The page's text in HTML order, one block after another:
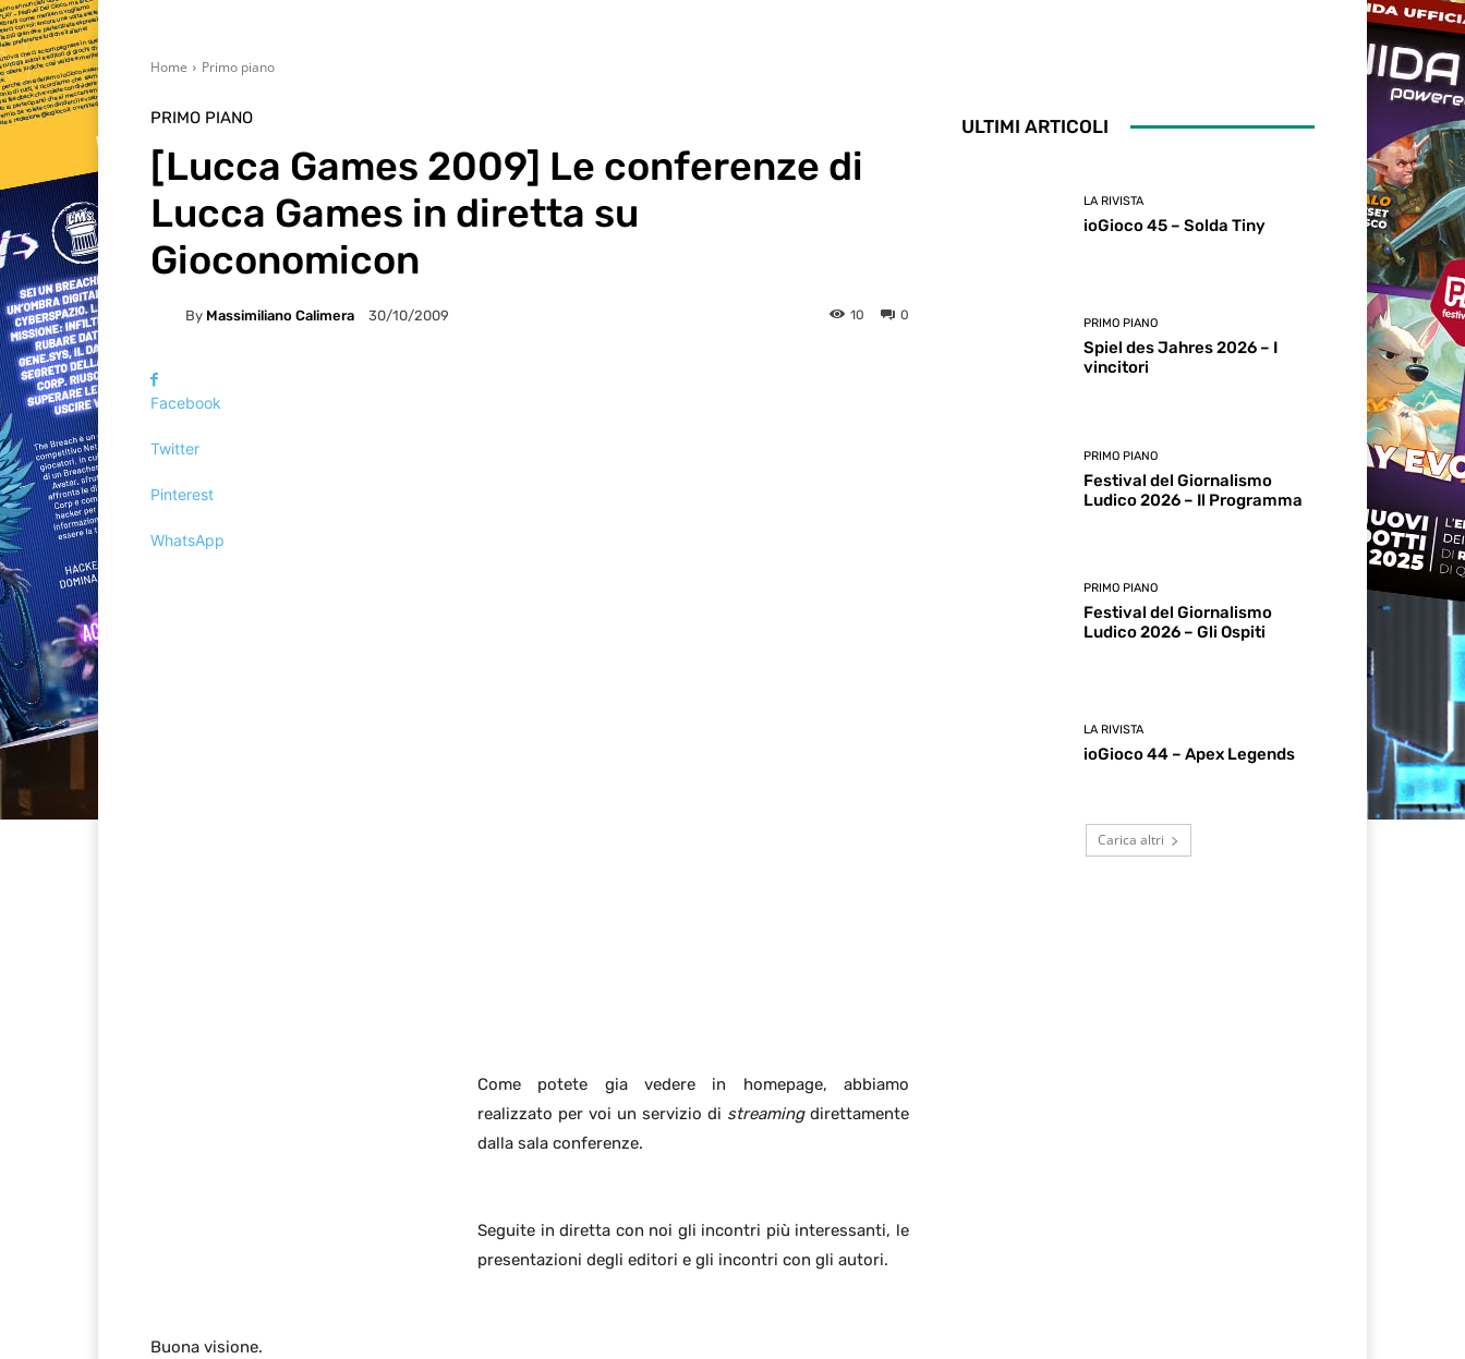
Home Primo piano
PRIMO PIANO
[Lucca Games 2009] Le conferenze di
Lucca Games in diretta su
Gioconomicon
By Massimiliano Calimera 30/10/2009 0
10
Facebook
Twitter
Pinterest
WhatsApp
Come potete gia vedere in homepage, abbiamo
realizzato per voi un servizio di streaming direttamente
dalla sala conferenze.
Seguite in diretta con noi gli incontri più interessanti, le
presentazioni degli editori e gli incontri con gli autori.
Buona visione.
ULTIMI ARTICOLI
LA RIVISTA
ioGioco 45 – Solda Tiny
PRIMO PIANO
Spiel des Jahres 2026 – I
vincitori
PRIMO PIANO
Festival del Giornalismo
Ludico 2026 – Il Programma
PRIMO PIANO
Festival del Giornalismo
Ludico 2026 – Gli Ospiti
LA RIVISTA
ioGioco 44 – Apex Legends
Carica altri